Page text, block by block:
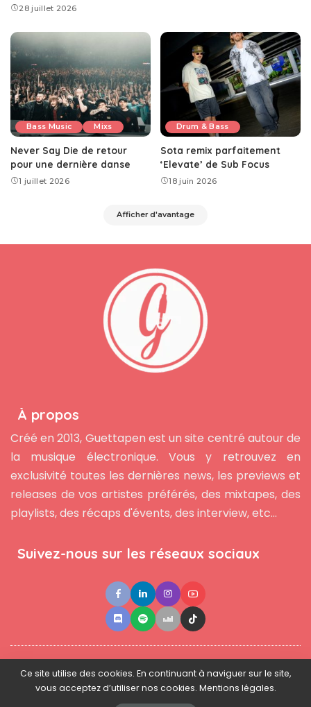
28 juillet 2026
Bass Music Mixs
Never Say Die de retour
pour une dernière danse
1 juillet 2026
Drum & Bass
Sota remix parfaitement
‘Elevate’ de Sub Focus
18 juin 2026
Afficher d'avantage
À propos
Créé en 2013, Guettapen est un site centré autour de
la musique électronique. Vous y retrouvez en
exclusivité toutes les dernières news, les previews et
releases de vos artistes préférés, des mixtapes, des
playlists, des récaps d'évents, des interview, etc...
Suivez-nous sur les réseaux sociaux
Contact ●Newsletter ● L'équipe ● Mentions légales
Ce site utilise des cookies. En continuant à naviguer sur le site,
vous acceptez d’utiliser nos cookies. Mentions légales.